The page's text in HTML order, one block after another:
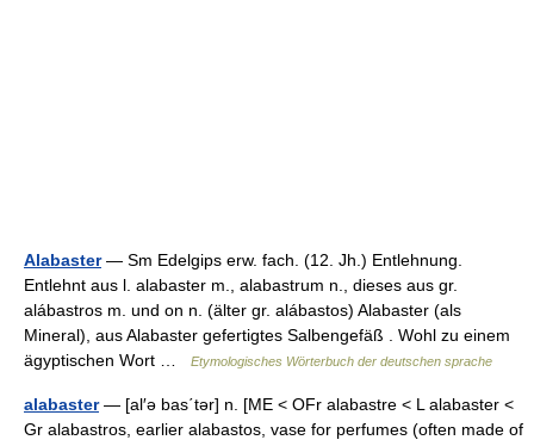
Alabaster— Sm Edelgips erw. fach. (12. Jh.) Entlehnung.
Entlehnt aus l. alabaster m., alabastrum n., dieses aus gr.
alábastros m. und on n. (älter gr. alábastos) Alabaster (als
Mineral), aus Alabaster gefertigtes Salbengefäß . Wohl zu einem
ägyptischen Wort …
Etymologisches Wörterbuch der deutschen sprache
alabaster— [al′ə bas΄tər] n. [ME < OFr alabastre < L alabaster <
Gr alabastros, earlier alabastos, vase for perfumes (often made of